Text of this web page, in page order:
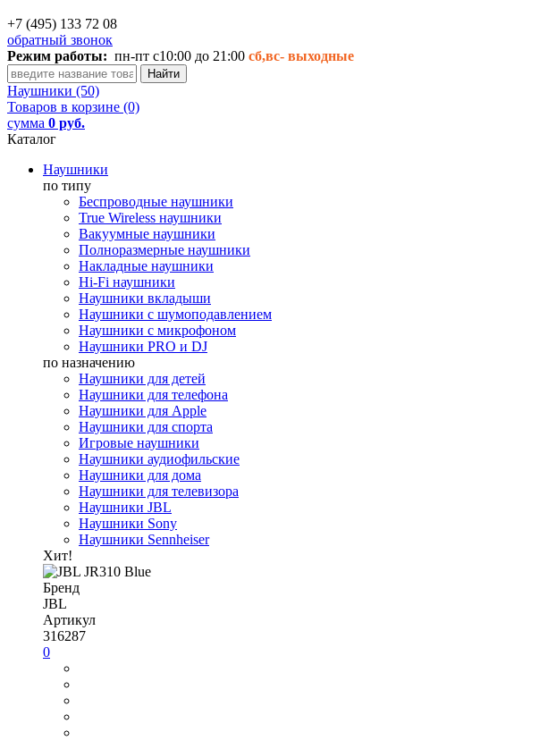
+7 (495) 133 72 08
обратный звонок
Режим работы: пн-пт с10:00 до 21:00 сб,вс- выходные
Наушники (50)
Товаров в корзине (0)
сумма 0 руб.
Каталог
Наушники
по типу
Беспроводные наушники
True Wireless наушники
Вакуумные наушники
Полноразмерные наушники
Накладные наушники
Hi-Fi наушники
Наушники вкладыши
Наушники с шумоподавлением
Наушники с микрофоном
Наушники PRO и DJ
по назначению
Наушники для детей
Наушники для телефона
Наушники для Apple
Наушники для спорта
Игровые наушники
Наушники аудиофильские
Наушники для дома
Наушники для телевизора
Наушники JBL
Наушники Sony
Наушники Sennheiser
Хит!
Бренд
JBL
Артикул
316287
0